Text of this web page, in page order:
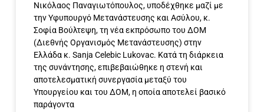
Νικόλαος Παναγιωτόπουλος, υποδέχθηκε μαζί με
την Υφυπουργό Μετανάστευσης και Ασύλου, κ.
Σοφία Βούλτεψη, τη νέα εκπρόσωπο του ΔΟΜ
(Διεθνής Οργανισμός Μετανάστευσης) στην
Ελλάδα κ. Sanja Celebic Lukovac. Κατά τη διάρκεια
της συνάντησης, επιβεβαιώθηκε η στενή και
αποτελεσματική συνεργασία μεταξύ του
Υπουργείου και του ΔΟΜ, η οποία αποτελεί βασικό
παράγοντα